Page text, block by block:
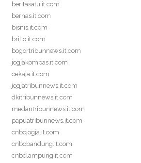
beritasatu.it.com
bernas.it.com
bisnis.it.com
brilio.it.com
bogortribunnews.it.com
jogjakompas.it.com
cekaja.it.com
jogjatribunnews.it.com
dkitribunnews.it.com
medantribunnews.it.com
papuatribunnews.it.com
cnbcjogja.it.com
cnbcbandung.it.com
cnbclampung.it.com